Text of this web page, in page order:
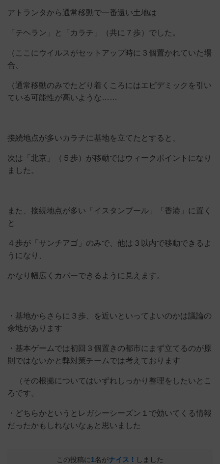
アトランタから通常移動で一番遠い土地は
「テヘラン」と「カラチ」（共に７歩）でした。
（ここにウイルスがセットアップ時に３個置かれていた場
合、
（通常移動のみでたどり着くころにはエピデミックを引い
ている可能性が高いような……
接続地点が多いカラチに基地を立てたとすると、
次は「北京」（５歩）が移動ではウィークポイントになり
ました。
また、接続地点が多い「イスタンブール」「香港」に置く
と
４歩が「サンチアゴ」のみで、他は３以内で移動できるよ
うになり、
かなり幅広くカバーできるように見えます。
・基地からさらに３歩、を近いといってよいのかは議論の
余地があります
・基本ゲームでは初回３個置きの都市にまず立てるのが原
則ではないかと弊対策チームでは考えております
（その根拠についてはいずれしっかり整理をしたいとこ
ろです。
・どちらかというとレガシーシーズン１で効いてくる情報
だったかもしれないなぁと思いました
この投稿に1名がナイス！ しました